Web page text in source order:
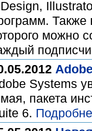
Также
можно
Systems
пакета
6.